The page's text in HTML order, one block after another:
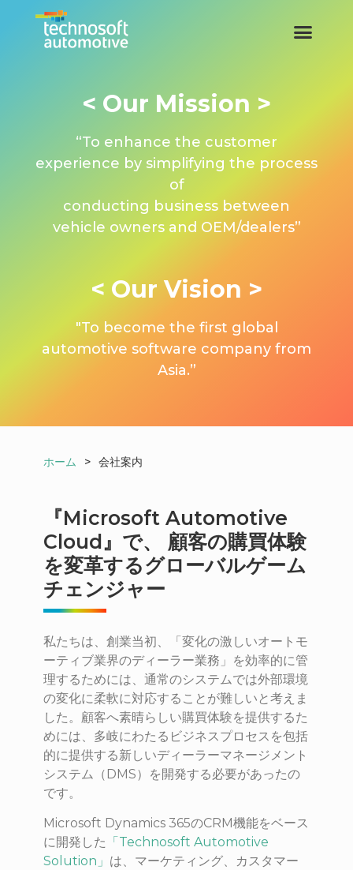
< Our Mission >
“To enhance the customer
experience by simplifying the process
of
conducting business between
vehicle owners and OEM/dealers”
< Our Vision >
"To become the first global
automotive software company from
Asia.”
ホーム > 会社案内
『Microsoft Automotive
Cloud』で、 顧客の購買体験
を変革するグローバルゲーム
チェンジャー
私たちは、創業当初、「変化の激しいオートモ
ーティブ業界のディーラー業務」を効率的に管
理するためには、通常のシステムでは外部環境
の変化に柔軟に対応することが難しいと考えま
した。顧客へ素晴らしい購買体験を提供するた
めには、多岐にわたるビジネスプロセスを包括
的に提供する新しいディーラーマネージメント
システム（DMS）を開発する必要があったの
です。
Microsoft Dynamics 365のCRM機能をベース
に開発した 「Technosoft Automotive
Solution」 は、マーケティング、カスタマー